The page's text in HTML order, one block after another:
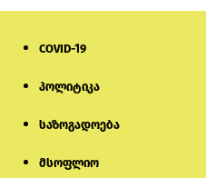
COVID-19
პოლიტიკა
საზოგადოება
მსოფლიო